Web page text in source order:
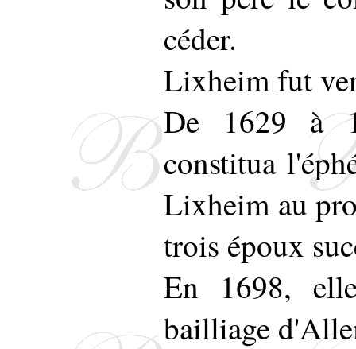
céder.
Lixheim fut
De 1629 à
constitua
Lixheim au
trois époux
En 1698,
bailliage